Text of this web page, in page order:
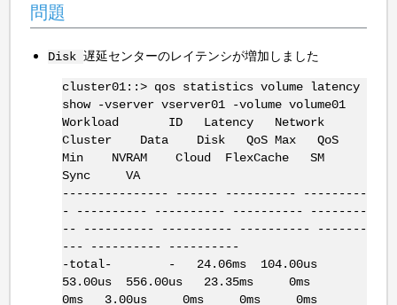
問題
Disk遅延センターのレイテンシが増加しました
cluster01::> qos statistics volume latency
show -vserver vserver01 -volume volume01
Workload ID Latency Network
Cluster Data Disk QoS Max QoS
Min NVRAM Cloud FlexCache SM
Sync VA
--------------- ------ ---------- ---------
- ---------- ---------- ---------- --------
-- ---------- ---------- ---------- -------
--- ---------- ----------
-total- - 24.06ms 104.00us
53.00us 556.00us 23.35ms 0ms
0ms 3.00us 0ms 0ms 0ms